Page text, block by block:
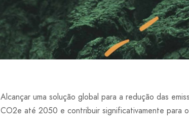
Alcançar uma solução global para a redução das
CO2e até 2050 e contribuir significativamente para